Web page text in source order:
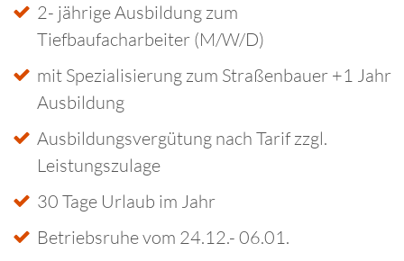
2- jährige Ausbildung zum
Tiefbaufacharbeiter (M/W/D)
mit Spezialisierung zum Straßenbauer +1 Jahr
Ausbildung
Ausbildungsvergütung nach Tarif zzgl.
Leistungszulage
30 Tage Urlaub im Jahr
Betriebsruhe vom 24.12.- 06.01.